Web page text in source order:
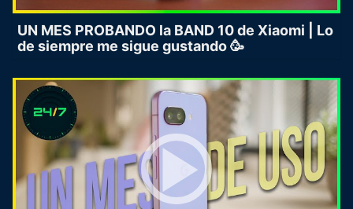
UN MES PROBANDO la BAND 10 de Xiaomi | Lo
de siempre me sigue gustando 🥳